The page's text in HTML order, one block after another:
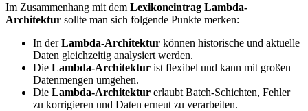
Im Zusammenhang mit dem Lexikoneintrag Lambda-
Architektur sollte man sich folgende Punkte merken:
In derLambda-Architektur können historische und aktuelle
Daten gleichzeitig analysiert werden.
Die Lambda-Architektur ist flexibel und kann mit großen
Datenmengen umgehen.
Die Lambda-Architektur erlaubt Batch-Schichten, Fehler
zu korrigieren und Daten erneut zu verarbeiten.